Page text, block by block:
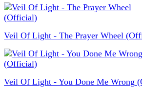
Veil Of Light - The Prayer Wheel
Veil Of Light - You Done Me Wrong